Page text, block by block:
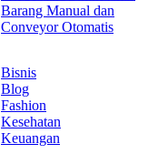
Barang Manual dan
Conveyor Otomatis
Bisnis
Blog
Fashion
Kesehatan
Keuangan